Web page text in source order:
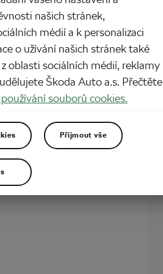
Asi každý dospělý jedinec v životě
když mu bylo ouvej. Jenže čím dal
bolesti si hobby sportovci berou i
našich stránek,
médií a k personalizaci
o užívání našich stránek také
oblasti sociálních médií, reklamy
Škoda Auto a.s. Přečtěte
souborů cookies.
Přijmout vše